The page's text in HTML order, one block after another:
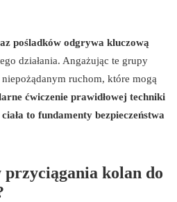
pośladków odgrywa kluczową
działania. Angażując te grupy
ruchom, które mogą
ćwiczenie prawidłowej techniki
to fundamenty bezpieczeństwa
kolan do